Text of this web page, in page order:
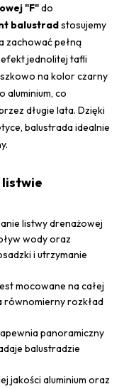
"F"do
balustradstosujemy
zachować pełną
jednolitej tafli
na kolor czarny
aluminium, co
długie lata. Dzięki
balustrada idealnie
listwy drenażowej
wody oraz
i utrzymanie
mocowane na całej
równomierny rozkład
panoramiczny
balustradzie
jakości aluminium oraz